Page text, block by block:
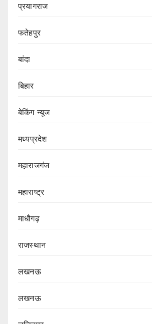
प्रयागराज
फतेहपुर
बांदा
बिहार
बेकिंग न्यूज
मध्यप्रदेश
महाराजगंज
महाराष्ट्र
माधौगढ़
राजस्थान
लखनऊ
लखनऊ